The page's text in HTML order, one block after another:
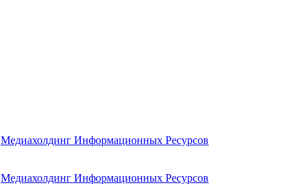
Медиахолдинг Информационных Ресурсов
Медиахолдинг Информационных Ресурсов